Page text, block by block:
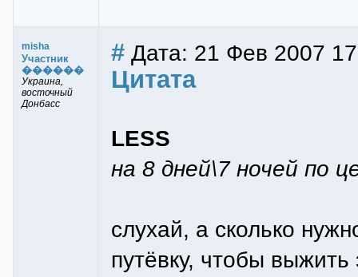
misha
Участник
������
Украина,
восточный
Донбасс
# Дата: 21 Фев 2007
Цитата
LESS
на 8 дней\7 ночей по
слухай, а сколько
путёвку, чтобы